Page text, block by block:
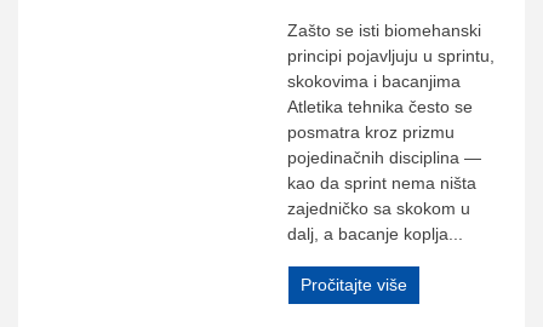
Zašto se isti biomehanski
principi pojavljuju u sprintu,
skokovima i bacanjima
Atletika tehnika često se
posmatra kroz prizmu
pojedinačnih disciplina —
kao da sprint nema ništa
zajedničko sa skokom u
dalj, a bacanje koplja...
Pročitajte više